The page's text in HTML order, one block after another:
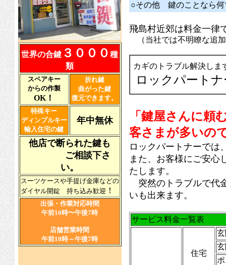
世界の合鍵 ３０００ 種
類
スペアキー
からの作製
OK！
折れ鍵
曲がった鍵
復元できます。
特殊キー
ディンプルキー
輸入住宅の鍵
年中無休
他店で断られた鍵も
ご相談下さ
い。
スーツケースや手提げ金庫などの
ダイヤル開錠 持ち込み歓迎 ！
出張・作業対応時間
午前10時〜午後7時
店舗営業時間
午前10時～午後7時
○その他 鍵のことなら
飛島村近郊は料金一律
（当社では不明瞭な追
カギのトラブル解決しま
ロックパートナ
「鍵屋さんに頼
客さまが多いの
ロックパートナーでは
また、お客様にご安心
たします。
突然のトラブルで代
いも出来ます。
サービス料金一覧表
住宅